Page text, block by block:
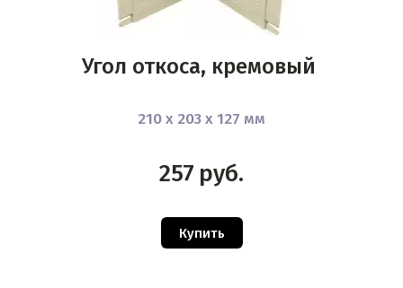
Угол откоса, кремовый
210 х 203 х 127 мм
257 руб.
Купить